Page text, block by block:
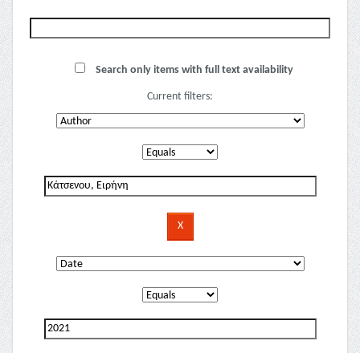
Search only items with full text availability
Current filters: